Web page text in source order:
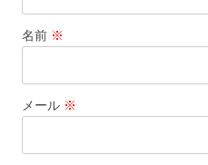
名前 ※
メール ※